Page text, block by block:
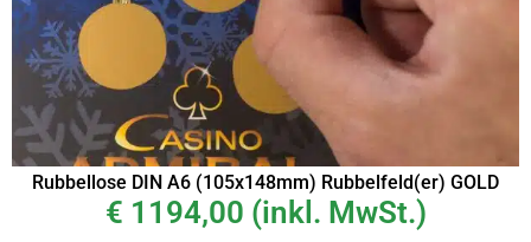
Rubbellose DIN A6 (105x148mm) Rubbelfeld(er) GOLD
€ 1194,00 (inkl. MwSt.)